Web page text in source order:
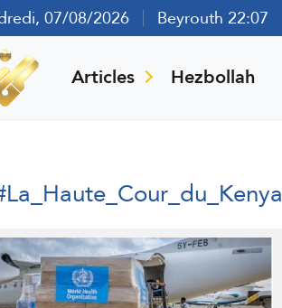
07/08/2026 Beyrouth 22:07
Articles Hezbollah